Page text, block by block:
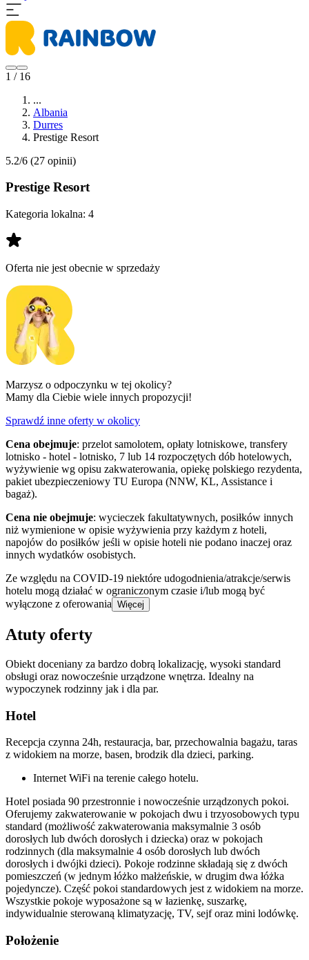
1 / 16
...
Albania
Durres
Prestige Resort
5.2/6 (27 opinii)
Prestige Resort
Kategoria lokalna: 4
Oferta nie jest obecnie w sprzedaży
Marzysz o odpoczynku w tej okolicy?
Mamy dla Ciebie wiele innych propozycji!
Sprawdź inne oferty w okolicy
Cena obejmuje: przelot samolotem, opłaty lotniskowe, transfery
lotnisko - hotel - lotnisko, 7 lub 14 rozpoczętych dób hotelowych,
wyżywienie wg opisu zakwaterowania, opiekę polskiego rezydenta,
pakiet ubezpieczeniowy TU Europa (NNW, KL, Assistance i
bagaż).
Cena nie obejmuje: wycieczek fakultatywnych, posiłków innych
niż wymienione w opisie wyżywienia przy każdym z hoteli,
napojów do posiłków jeśli w opisie hoteli nie podano inaczej oraz
innych wydatków osobistych.
Ze względu na COVID-19 niektóre udogodnienia/atrakcje/serwis
hotelu mogą działać w ograniczonym czasie i/lub mogą być
wyłączone z oferowania Więcej
Atuty oferty
Obiekt doceniany za bardzo dobrą lokalizację, wysoki standard
obsługi oraz nowocześnie urządzone wnętrza. Idealny na
wypoczynek rodzinny jak i dla par.
Hotel
Recepcja czynna 24h, restauracja, bar, przechowalnia bagażu, taras
z widokiem na morze, basen, brodzik dla dzieci, parking.
Internet WiFi na terenie całego hotelu.
Hotel posiada 90 przestronnie i nowocześnie urządzonych pokoi.
Oferujemy zakwaterowanie w pokojach dwu i trzyosobowych typu
standard (możliwość zakwaterowania maksymalnie 3 osób
dorosłych lub dwóch dorosłych i dziecka) oraz w pokojach
rodzinnych (dla maksymalnie 4 osób dorosłych lub dwóch
dorosłych i dwójki dzieci). Pokoje rodzinne składają się z dwóch
pomieszczeń (w jednym łóżko małżeńskie, w drugim dwa łóżka
pojedyncze). Część pokoi standardowych jest z widokiem na morze.
Wszystkie pokoje wyposażone są w łazienkę, suszarkę,
indywidualnie sterowaną klimatyzację, TV, sejf oraz mini lodówkę.
Położenie